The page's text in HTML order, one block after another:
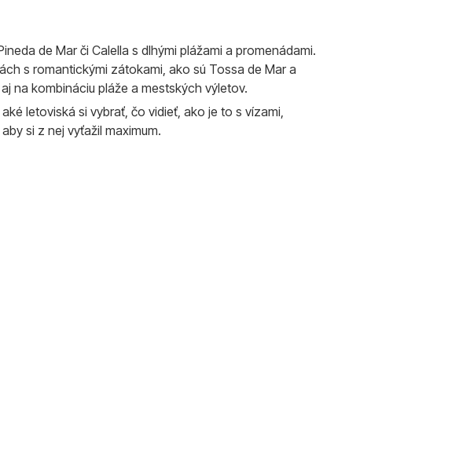
de Mar či Calella s dlhými plážami a promenádami.
s romantickými zátokami, ako sú Tossa de Mar a
na kombináciu pláže a mestských výletov.
letoviská si vybrať, čo vidieť, ako je to s vízami,
si z nej vyťažil maximum.